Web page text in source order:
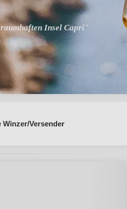
Insel Capri"
Winzer/Versender